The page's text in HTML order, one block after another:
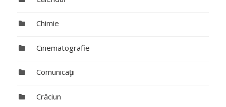
Chimie
Cinematografie
Comunicaţii
Crăciun